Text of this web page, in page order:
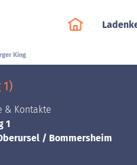
King
& Kontakte
1
/ Bommersheim